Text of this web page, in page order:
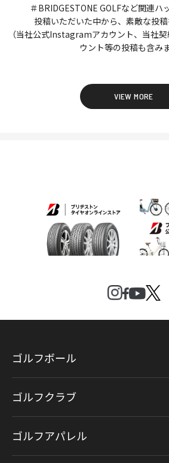
＃BRIDGESTONE GOLFなど関連ハ
投稿いただいた中から、素敵な投稿
（当社公式Instagramアカウント、当社
ウント等の投稿も含みま
VIEW MORE
ゴルフボール
ゴルフクラブ
ゴルフアパレル